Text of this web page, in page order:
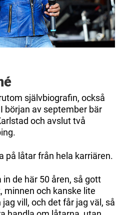
självbiografin, också
början av september bär
och avslut två
på låtar från hela karriären.
de här 50 åren, så gott
minnen och kanske lite
vill, och det får jag väl, så